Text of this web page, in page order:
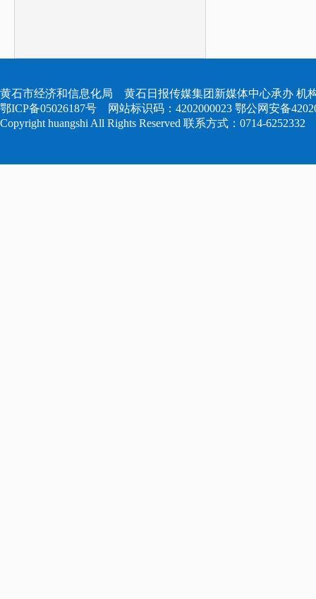
黄石市经济和信息化局 黄石日报传媒集团新媒体中心承办 机
鄂ICP备05026187号 网站标识码：4202000023 鄂公网安备
Copyright huangshi All Rights Reserved 联系方式：0714-6252332